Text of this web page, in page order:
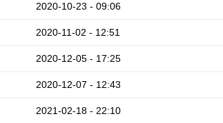
2020-10-23 - 09:06
2020-11-02 - 12:51
2020-12-05 - 17:25
2020-12-07 - 12:43
2021-02-18 - 22:10